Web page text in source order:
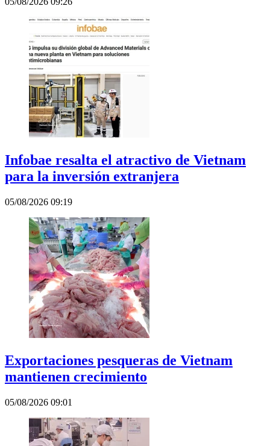
Infobae resalta el atractivo de Vietnam
para la inversión extranjera
05/08/2026 09:19
Exportaciones pesqueras de Vietnam
mantienen crecimiento
05/08/2026 09:01